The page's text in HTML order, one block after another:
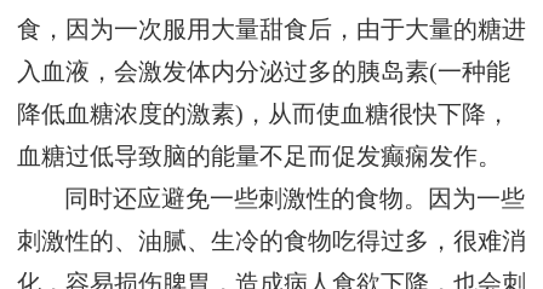
食，因为一次服用大量甜食后，由于大量的糖进
入血液，会激发体内分泌过多的胰岛素(一种能
降低血糖浓度的激素)，从而使血糖很快下降，
血糖过低导致脑的能量不足而促发癫痫发作。
同时还应避免一些刺激性的食物。因为一些
刺激性的、油腻、生冷的食物吃得过多，很难消
化，容易损伤脾胃，造成病人食欲下降，也会刺